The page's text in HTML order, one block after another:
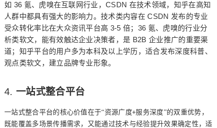
如 36 氪、虎嗅在互联网行业，CSDN 在技术领域，知乎在高知
人群中都具有强大的影响力。技术类内容在CSDN 发布的专业
受众转化率比在大众资讯平台高 3-5倍； 36 氪、虎嗅的行业分
析类软文，能有效触达企业决策者，是 B2B 企业推广的重要渠
道；知乎平台的用户多为本科及以上学历，适合发布深度科普、
观点类软文，建立品牌专业形象。
4. 一站式整合平台
一站式整合平台的核心价值在于“资源广度+服务深度”的双重优势，
既能覆盖多场景传播需求，又能通过技术与经验提升效果确定性，适